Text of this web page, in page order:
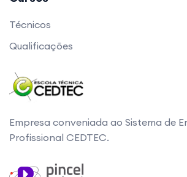
Técnicos
Qualificações
Empresa conveniada ao Sistema de
Profissional CEDTEC.